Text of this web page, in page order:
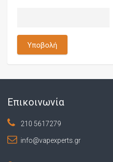
Υποβολή
Επικοινωνία
210 5617279
info@vapexperts.gr